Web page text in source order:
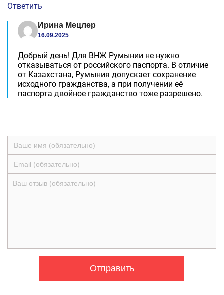
Ответить
Ирина Мецлер
16.09.2025
Добрый день! Для ВНЖ Румынии не нужно
отказываться от российского паспорта. В отличие
от Казахстана, Румыния допускает сохранение
исходного гражданства, а при получении её
паспорта двойное гражданство тоже разрешено.